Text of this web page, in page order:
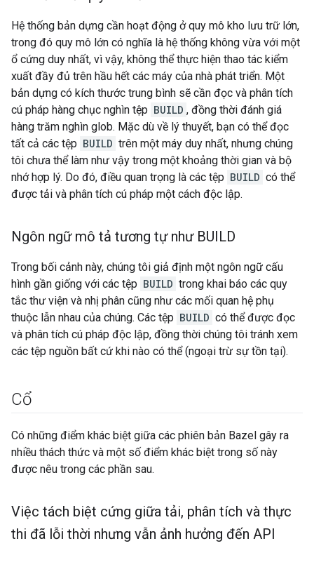
Hệ thống bản dựng cần hoạt động ở quy mô kho lưu trữ lớn,
trong đó quy mô lớn có nghĩa là hệ thống không vừa với một
ổ cứng duy nhất, vì vậy, không thể thực hiện thao tác kiểm
xuất đầy đủ trên hầu hết các máy của nhà phát triển. Một
bản dựng có kích thước trung bình sẽ cần đọc và phân tích
cú pháp hàng chục nghìn tệp BUILD , đồng thời đánh giá
hàng trăm nghìn glob. Mặc dù về lý thuyết, bạn có thể đọc
tất cả các tệp BUILD trên một máy duy nhất, nhưng chúng
tôi chưa thể làm như vậy trong một khoảng thời gian và bộ
nhớ hợp lý. Do đó, điều quan trọng là các tệp BUILD có thể
được tải và phân tích cú pháp một cách độc lập.
Ngôn ngữ mô tả tương tự như BUILD
Trong bối cảnh này, chúng tôi giả định một ngôn ngữ cấu
hình gần giống với các tệp BUILD trong khai báo các quy
tắc thư viện và nhị phân cũng như các mối quan hệ phụ
thuộc lẫn nhau của chúng. Các tệp BUILD có thể được đọc
và phân tích cú pháp độc lập, đồng thời chúng tôi tránh xem
các tệp nguồn bất cứ khi nào có thể (ngoại trừ sự tồn tại).
Cổ
Có những điểm khác biệt giữa các phiên bản Bazel gây ra
nhiều thách thức và một số điểm khác biệt trong số này
được nêu trong các phần sau.
Việc tách biệt cứng giữa tải, phân tích và thực
thi đã lỗi thời nhưng vẫn ảnh hưởng đến API